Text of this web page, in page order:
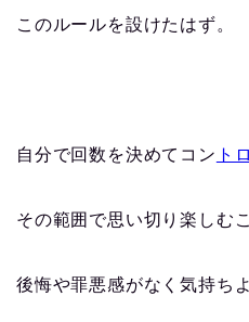
このルールを設けたはず。
自分で回数を決めてコン ト
その範囲で思い切り楽しむ
後悔や罪悪感がなく気持ち